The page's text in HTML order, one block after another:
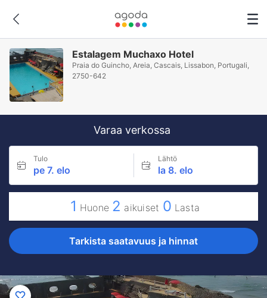
Estalagem Muchaxo Hotel
Praia do Guincho, Areia, Cascais, Lissabon, Portugali,
2750-642
Varaa verkossa
Tulo
pe 7. elo
Lähtö
la 8. elo
1 Huone 2 aikuiset 0 Lasta
Tarkista saatavuus ja hinnat